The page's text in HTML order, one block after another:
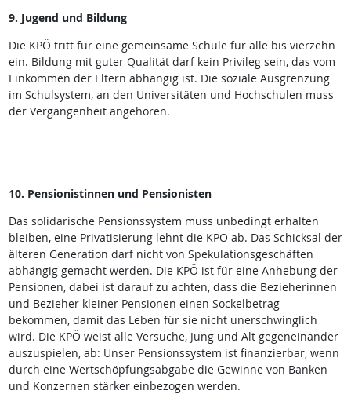
9. Jugend und Bildung
Die KPÖ tritt für eine gemeinsame Schule für alle bis vierzehn
ein. Bildung mit guter Qualität darf kein Privileg sein, das vom
Einkommen der Eltern abhängig ist. Die soziale Ausgrenzung
im Schulsystem, an den Universitäten und Hochschulen muss
der Vergangenheit angehören.
10. Pensionistinnen und Pensionisten
Das solidarische Pensionssystem muss unbedingt erhalten
bleiben, eine Privatisierung lehnt die KPÖ ab. Das Schicksal der
älteren Generation darf nicht von Spekulationsgeschäften
abhängig gemacht werden. Die KPÖ ist für eine Anhebung der
Pensionen, dabei ist darauf zu achten, dass die Bezieherinnen
und Bezieher kleiner Pensionen einen Sockelbetrag
bekommen, damit das Leben für sie nicht unerschwinglich
wird. Die KPÖ weist alle Versuche, Jung und Alt gegeneinander
auszuspielen, ab: Unser Pensionssystem ist finanzierbar, wenn
durch eine Wertschöpfungsabgabe die Gewinne von Banken
und Konzernen stärker einbezogen werden.